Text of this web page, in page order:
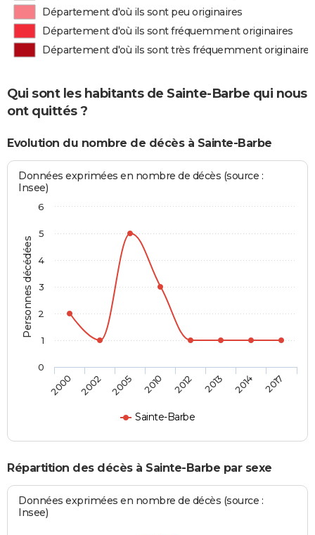
Département d'où ils sont peu originaires
Département d'où ils sont fréquemment originaires
Département d'où ils sont très fréquemment originaires
Qui sont les habitants de Sainte-Barbe qui nous
ont quittés ?
Evolution du nombre de décès à Sainte-Barbe
Personnes décédées
Données exprimées en nombre de décès (source :
Insee)
Sainte-Barbe
2000 2002 2005 2010 2012 2013 2014 2017
0
1
2
3
4
5
6
Répartition des décès à Sainte-Barbe par sexe
Données exprimées en nombre de décès (source :
Insee)